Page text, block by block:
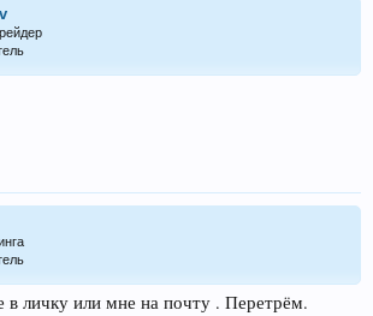
в личку или мне на почту . Перетрём.